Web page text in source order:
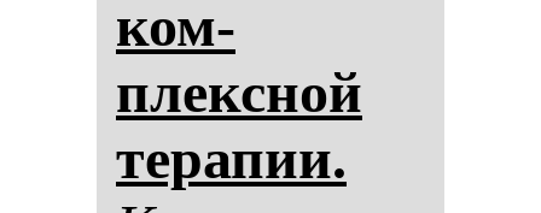
ком­
плексной
те­ра­пии.